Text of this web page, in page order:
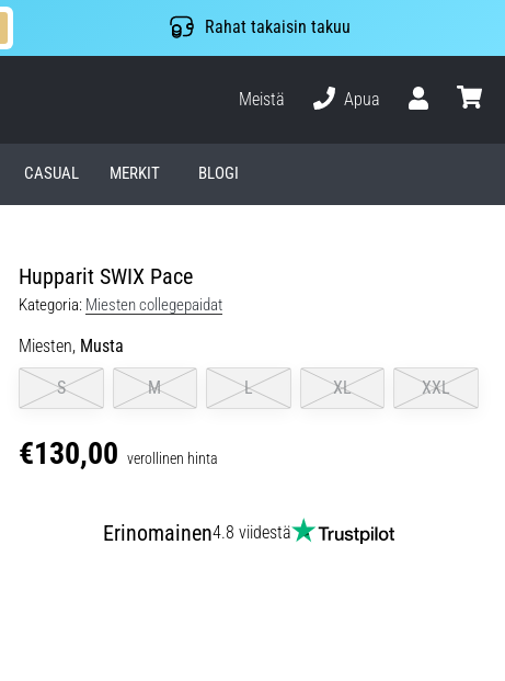
Rahat takaisin takuu
Meistä
Apua
CASUAL MERKIT BLOGI
Hupparit SWIX Pace
Kategoria: Miesten collegepaidat
Miesten, Musta
S
M L XL XXL
€130,00 verollinen hinta
Erinomainen4.8 viidestä